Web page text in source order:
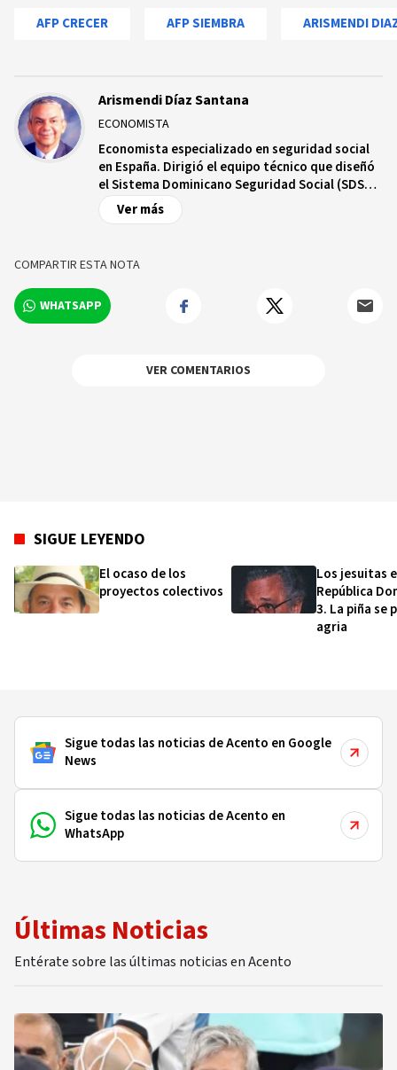
AFP CRECER AFP SIEMBRA ARISMENDI
Arismendi Díaz Santana
ECONOMISTA
Economista especializado en seguridad social
en España. Dirigió el equipo técnico que diseñó
el Sistema Dominicano Seguridad Social (SDSS)
y redactó la Ley 87-01. Fue designado por el
presidente Luis Abinader para coordinar la
Salud (Senasa). Primer manager General del
Consejo Nacional de Seguridad Social (CNSS).
Ha sido Consultor de la OPS/OMS, BID, PNUD y la
OISS en seis países de América Latina. Ha
y PSS del país, públicas y privadas. Autor del
libro “Cómo se diseñó y concertó la ley de
Ver más
COMPARTIR ESTA NOTA
WHATSAPP
VER COMENTARIOS
SIGUE LEYENDO
El ocaso de los
proyectos colectivos
Los jesuitas
República
3. La piña se
agria
Sigue todas las noticias de Acento en Google
News
Sigue todas las noticias de Acento en
WhatsApp